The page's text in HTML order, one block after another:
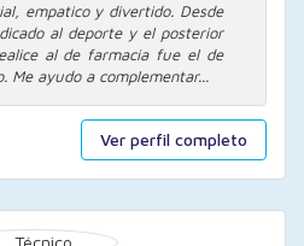
Ver perfil completo
empatico y divertido. Desde
al deporte y el posterior
al de farmacia fue el de
Me ayudo a complementar...